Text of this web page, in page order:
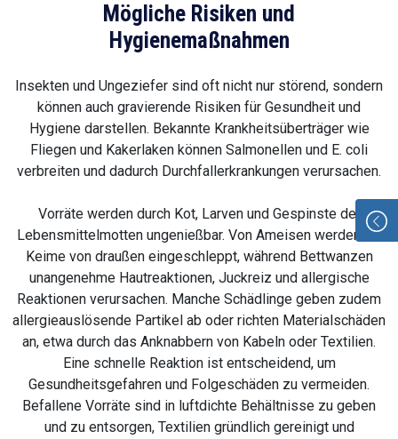
Mögliche Risiken und
Hygienemaßnahmen
Insekten und Ungeziefer sind oft nicht nur störend, sondern
können auch gravierende Risiken für Gesundheit und
Hygiene darstellen. Bekannte Krankheitsüberträger wie
Fliegen und Kakerlaken können Salmonellen und E. coli
verbreiten und dadurch Durchfallerkrankungen verursachen.
Vorräte werden durch Kot, Larven und Gespinste der
Lebensmittelmotten ungenießbar. Von Ameisen werden oft
Keime von draußen eingeschleppt, während Bettwanzen
unangenehme Hautreaktionen, Juckreiz und allergische
Reaktionen verursachen. Manche Schädlinge geben zudem
allergieauslösende Partikel ab oder richten Materialschäden
an, etwa durch das Anknabbern von Kabeln oder Textilien.
Eine schnelle Reaktion ist entscheidend, um
Gesundheitsgefahren und Folgeschäden zu vermeiden.
Befallene Vorräte sind in luftdichte Behältnisse zu geben
und zu entsorgen, Textilien gründlich gereinigt und